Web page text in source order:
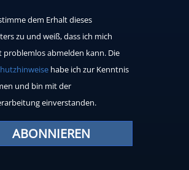
dem Erhalt dieses
zu und weiß, dass ich mich
problemlos abmelden kann. Die
habe ich zur Kenntnis
und bin mit der
einverstanden.
ABONNIEREN